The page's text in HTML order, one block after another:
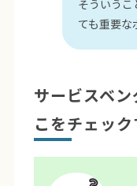
そういうこ
ても重要な
サービスベ
こをチェッ